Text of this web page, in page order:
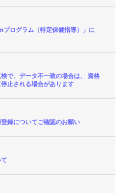
ログラム（特定保健指導）」に
で、データ不一致の場合は、 資格
止される場合があります
録についてご確認のお願い